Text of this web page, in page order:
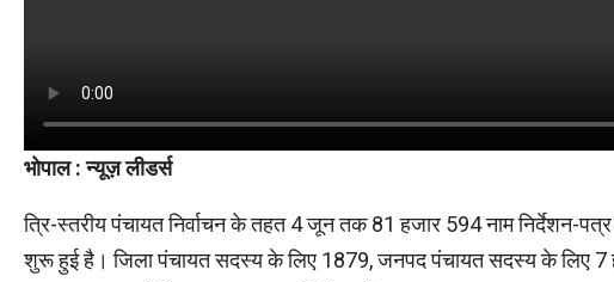
भोपाल : न्यूज़ लीडर्स
त्रि-स्तरीय पंचायत निर्वाचन के तहत 4 जून तक 81 हजार 594 नाम निर्देशन-
शुरू हुई है। जिला पंचायत सदस्य के लिए 1879, जनपद पंचायत सदस्य के लिए